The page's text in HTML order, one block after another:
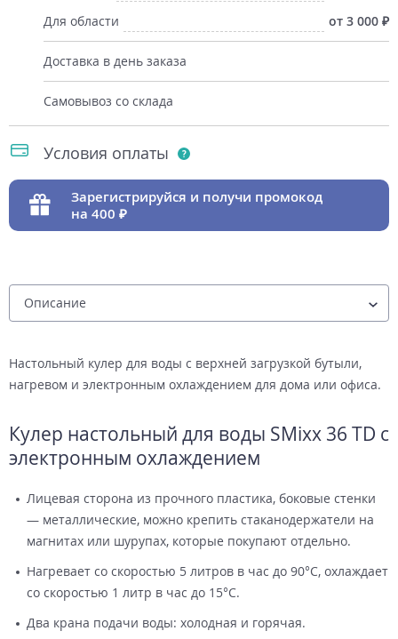
Для области
от 3 000
Доставка в день заказа
Самовывоз со склада
Условия оплаты
Зарегистрируйся и получи промокод
на 400
Настольный кулер для воды с верхней загрузкой бутыли,
нагревом и электронным охлаждением для дома или офиса.
Кулер настольный для воды SMixx 36 TD с
электронным охлаждением
Лицевая сторона из прочного пластика, боковые стенки
— металлические, можно крепить стаканодержатели на
магнитах или шурупах, которые покупают отдельно.
Нагревает со скоростью 5 литров в час до 90°С, охлаждает
со скоростью 1 литр в час до 15°С.
Два крана подачи воды: холодная и горячая.